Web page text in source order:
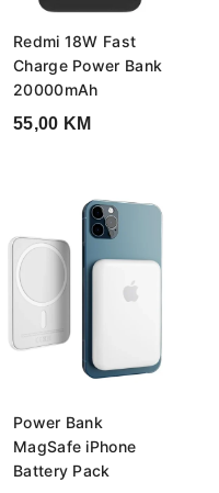
Redmi 18W Fast
Charge Power Bank
20000mAh
55,00 KM
Power Bank
MagSafe iPhone
Battery Pack